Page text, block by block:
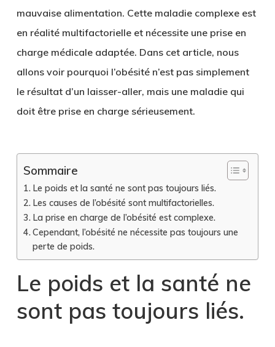
mauvaise alimentation. Cette maladie complexe est
en réalité multifactorielle et nécessite une prise en
charge médicale adaptée. Dans cet article, nous
allons voir pourquoi l’obésité n’est pas simplement
le résultat d’un laisser-aller, mais une maladie qui
doit être prise en charge sérieusement.
Sommaire
Le poids et la santé ne sont pas toujours liés.
Les causes de l’obésité sont multifactorielles.
La prise en charge de l’obésité est complexe.
Cependant, l’obésité ne nécessite pas toujours une
perte de poids.
Le poids et la santé ne
sont pas toujours liés.